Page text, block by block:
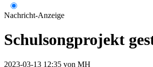
Nachricht-Anzeige
Schulsongprojekt
2023-03-13 12:35 von MH